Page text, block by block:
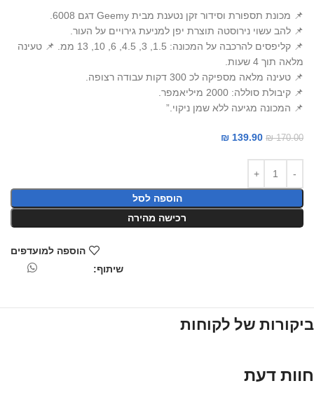
📌 מכונת תספורת וסידור זקן נטענת מבית Geemy דגם 6008.
📌 להב עשוי נירוסטה תוצרת יפן למניעת גירויים על העור.
📌 קליפסים להרכבה על המכונה: 1.5, 3, 4.5, 6, 10, 13 ממ. 📌 טעינה
מלאה תוך 4 שעות.
📌 טעינה מלאה מספיקה לכ 300 דקות עבודה רצופה.
📌 קיבולת סוללה: 2000 מיליאמפר.
📌 המכונה מגיעה ללא שמן ניקוי.”
₪170.00
₪ 139.90
הוספה לסל
רכישה מהירה
הוספה למועדפים
שיתוף:
ביקורות של לקוחות
חוות דעת